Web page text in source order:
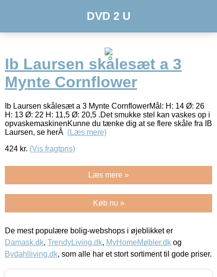
DVD 2 U
Ib Laursen skålesæt a 3
Mynte Cornflower
Ib Laursen skålesæt a 3 Mynte CornflowerMål: H: 14 Ø: 26
H: 13 Ø: 22 H: 11,5 Ø: 20,5 .Det smukke stel kan vaskes op i
opvaskemaskinenKunne du tænke dig at se flere skåle fra IB
Laursen, se herÂ (Læs mere)
424 kr. (Vis fragtpris)
Læs mere »
Køb nu »
De mest populære bolig-webshops i øjeblikket er
Damask.dk, TrendyLiving.dk, MyHomeMøbler.dk og
Bydahlliving.dk, som alle har et stort sortiment til gode priser.